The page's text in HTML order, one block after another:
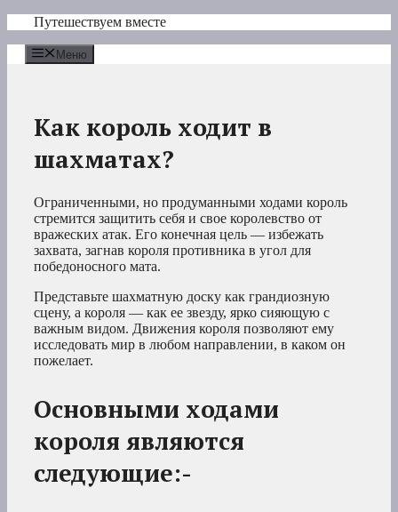
Перейти
содержимому
Путешествуем вместе
Меню
Как король ходит в
шахматах?
Ограниченными, но продуманными ходами король
стремится защитить себя и свое королевство от
вражеских атак. Его конечная цель — избежать
захвата, загнав короля противника в угол для
победоносного мата.
Представьте шахматную доску как грандиозную
сцену, а короля — как ее звезду, ярко сияющую с
важным видом. Движения короля позволяют ему
исследовать мир в любом направлении, в каком он
пожелает.
Основными ходами
короля являются
следующие:-